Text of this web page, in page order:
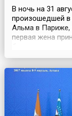
В ночь на 31
произошедшей
Альма в Париже,
первая жена
друг Доди аль-
происшествия в